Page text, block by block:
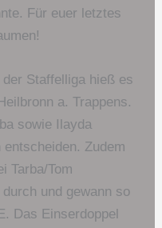
Für euer letztes
der Staffelliga hieß es
a. Trappens.
sowie Ilayda
Zudem
Tarba/Tom
und gewann so
Das Einserdoppel